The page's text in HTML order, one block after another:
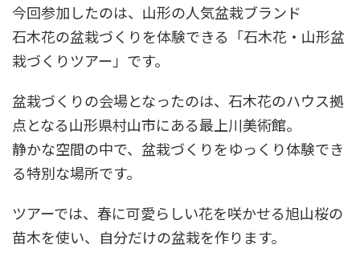
今回参加したのは、山形の人気盆栽ブランド
石木花の盆栽づくりを体験できる「石木花・山形盆
栽づくりツアー」です。
盆栽づくりの会場となったのは、石木花のハウス拠
点となる山形県村山市にある最上川美術館。
静かな空間の中で、盆栽づくりをゆっくり体験でき
る特別な場所です。
ツアーでは、春に可愛らしい花を咲かせる旭山桜の
苗木を使い、自分だけの盆栽を作ります。